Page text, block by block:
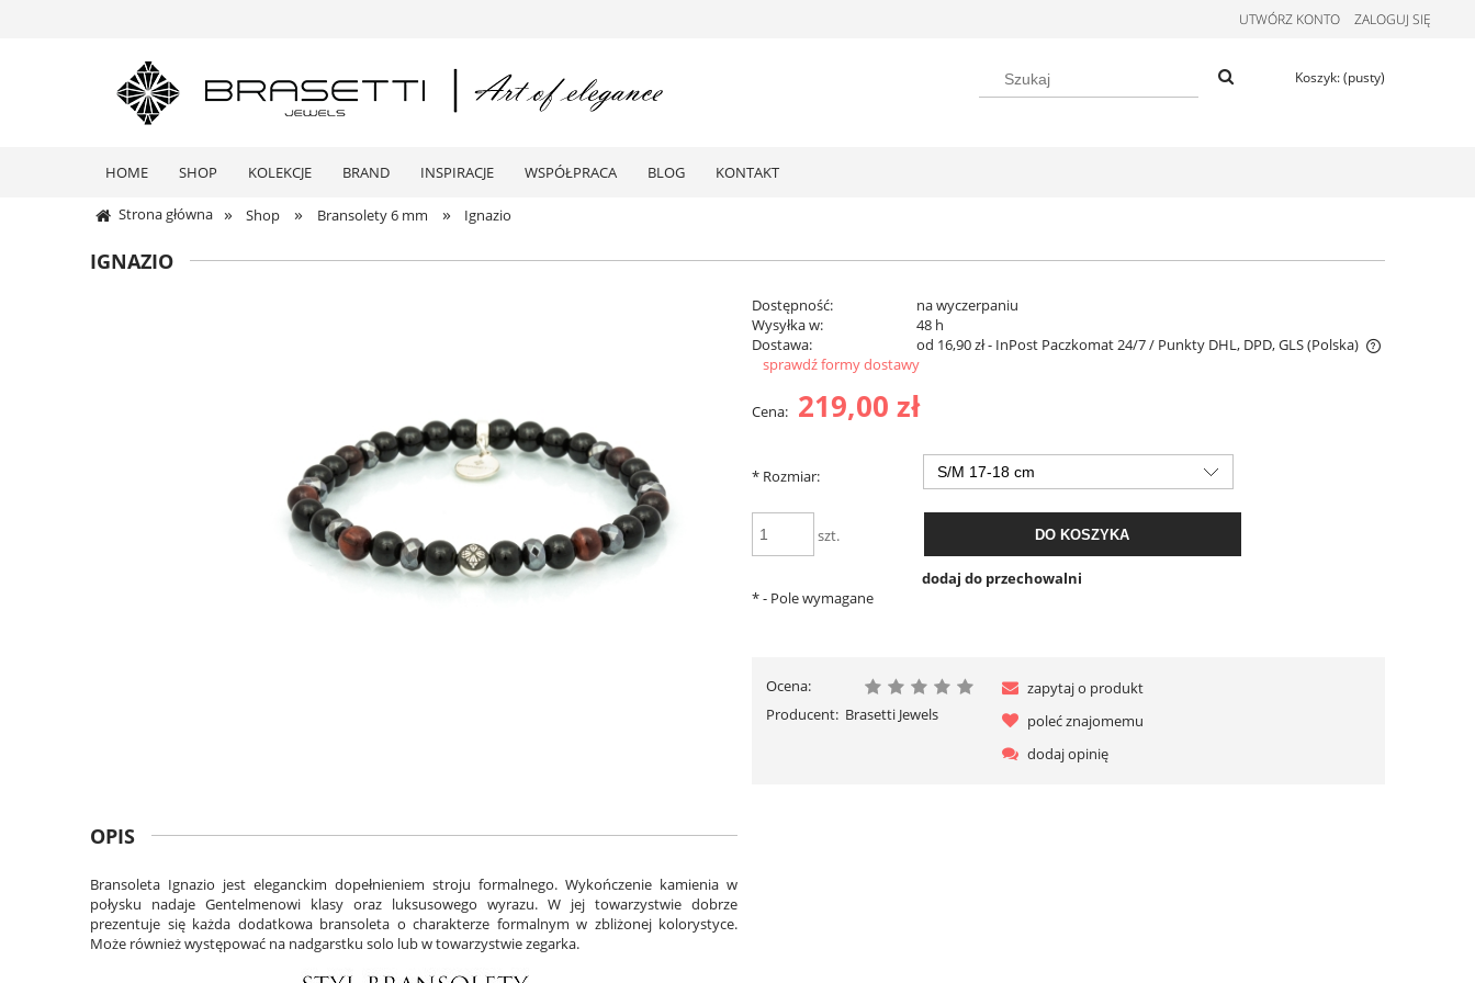
UTWÓRZ KONTO ZALOGUJ SIĘ
Koszyk:(pusty)
HOME SHOP KOLEKCJE BRAND INSPIRACJE WSPÓŁPRACA BLOG KONTAKT
Strona główna » Shop » Bransolety 6 mm » Ignazio
IGNAZIO
Dostępność:
na wyczerpaniu
Wysyłka w:
48 h
Dostawa:
od 16,90 zł- InPost Paczkomat 24/7 / Punkty DHL, DPD, GLS(Polska)
sprawdź formy dostawy
Cena: 219,00 zł
*Rozmiar:
szt. DO KOSZYKA
dodaj do przechowalni
*- Pole wymagane
Ocena:
Producent: Brasetti Jewels
zapytaj o produkt
poleć znajomemu
dodaj opinię
OPIS
Bransoleta Ignazio jest eleganckim dopełnieniem stroju formalnego. Wykończenie kamienia w
połysku nadaje Gentelmenowi klasy oraz luksusowego wyrazu. W jej towarzystwie dobrze
prezentuje się każda dodatkowa bransoleta o charakterze formalnym w zbliżonej kolorystyce.
Może również występować na nadgarstku solo lub w towarzystwie zegarka.